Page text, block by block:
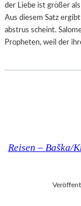
der Liebe ist größer
Aus diesem Satz
abstrus scheint.
Propheten, weil der
Reisen – Baška/